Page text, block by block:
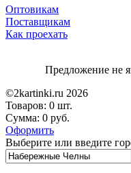
Оптовикам
Поставщикам
Как проехать
Предложение не
©2kartinki.ru 2026
Товаров: 0 шт.
Сумма: 0 руб.
Оформить
Выберите или введите